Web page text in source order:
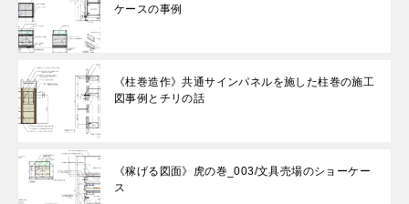
ケースの事例
《柱巻造作》共通サインパネルを施した柱巻の施工
図事例とチリの話
《稼げる図面》虎の巻_003/文具売場のショーケー
ス